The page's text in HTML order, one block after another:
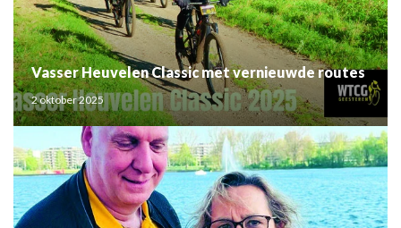
Vasser Heuvelen Classic met vernieuwde routes
2 oktober 2025